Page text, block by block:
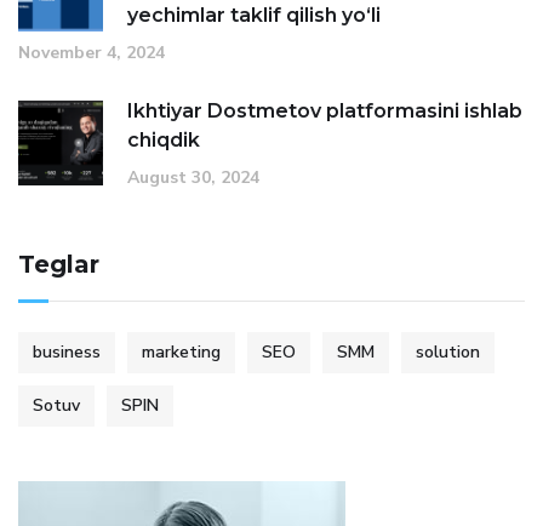
yechimlar taklif qilish yo‘li
November 4, 2024
Ikhtiyar Dostmetov platformasini ishlab
chiqdik
August 30, 2024
Teglar
business marketing SEO SMM solution
Sotuv SPIN